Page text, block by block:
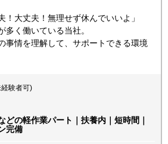
！大丈夫！無理せず休んでいいよ」
多く働いている当社。
事情を理解して、サポートできる環境
験者可)
どの軽作業パート｜扶養内｜短時間｜
完備